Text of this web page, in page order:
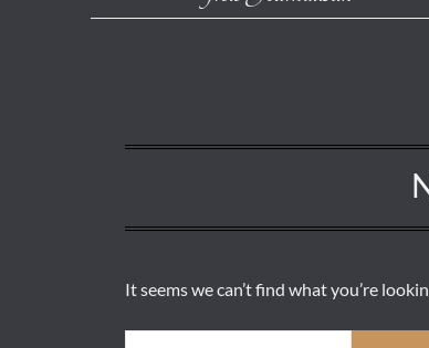
It seems we can’t find what you’re